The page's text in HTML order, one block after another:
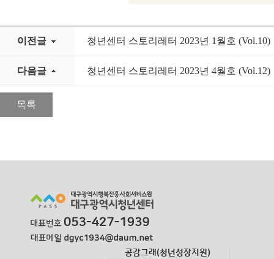
이전글 청년센터 스토리레터 2023년 1월호 (Vol.10)
다음글 청년센터 스토리레터 2023년 4월호 (Vol.12)
목록
공감그래(청년성장지원)